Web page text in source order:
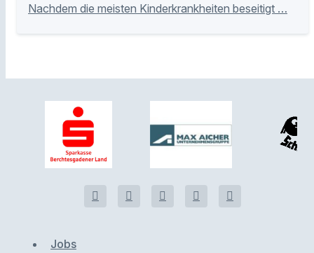
Nachdem die meisten Kinderkrankheiten beseitigt …
Jobs